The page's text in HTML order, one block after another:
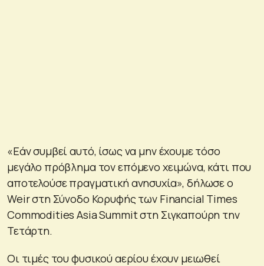
«Εάν συμβεί αυτό, ίσως να μην έχουμε τόσο
μεγάλο πρόβλημα τον επόμενο χειμώνα, κάτι που
αποτελούσε πραγματική ανησυχία», δήλωσε ο
Weir στη Σύνοδο Κορυφής των Financial Times
Commodities Asia Summit στη Σιγκαπούρη την
Τετάρτη.
Οι τιμές του φυσικού αερίου έχουν μειωθεί